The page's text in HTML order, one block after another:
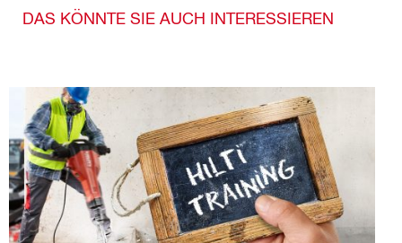
DAS KÖNNTE SIE AUCH INTERESSIEREN